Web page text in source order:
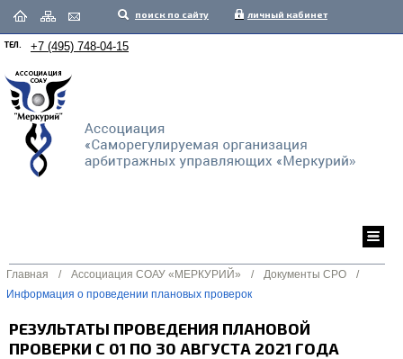
поиск по сайту личный кабинет
ТЕЛ. +7 (495) 748-04-15
Главная / Ассоциация СОАУ «МЕРКУРИЙ» / Документы СРО
/
Информация о проведении плановых проверок
РЕЗУЛЬТАТЫ ПРОВЕДЕНИЯ ПЛАНОВОЙ
ПРОВЕРКИ С 01 ПО 30 АВГУСТА 2021 ГОДА